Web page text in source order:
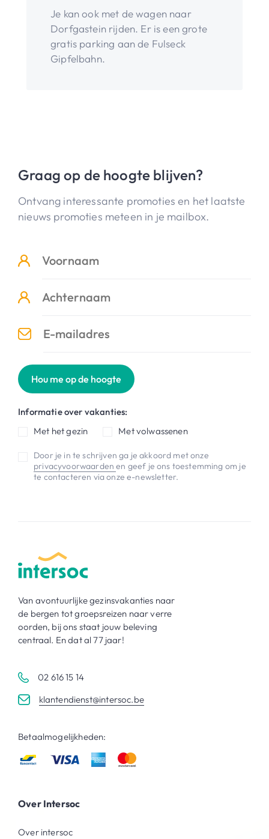
Je kan ook met de wagen naar
Dorfgastein rijden. Er is een grote
gratis parking aan de Fulseck
Gipfelbahn.
Graag op de hoogte blijven?
Ontvang interessante promoties en het laatste
nieuws promoties meteen in je mailbox.
Hou me op de hoogte
Informatie over vakanties:
Met het gezin
Met volwassenen
Door je in te schrijven ga je akkoord met onze
privacyvoorwaardenen geef je ons toestemming om je
te contacteren via onze e-newsletter.
Van avontuurlijke gezinsvakanties naar
de bergen tot groepsreizen naar verre
oorden, bij ons staat jouw beleving
centraal. En dat al 77 jaar!
02 616 15 14
klantendienst@intersoc.be
Betaalmogelijkheden:
Over Intersoc
Over intersoc